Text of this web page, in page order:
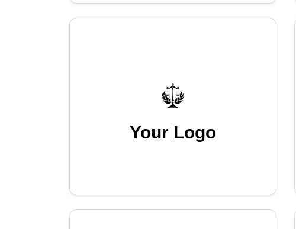
Your Logo